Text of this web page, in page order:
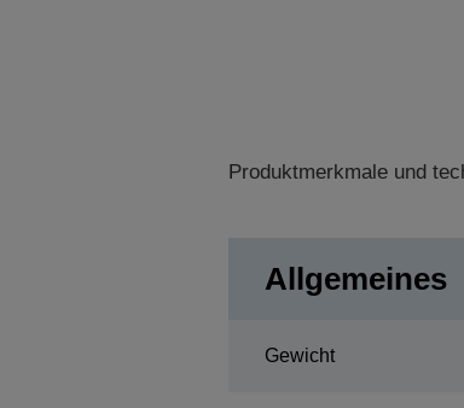
Produktmerkmale und
Allgemeines
Gewicht